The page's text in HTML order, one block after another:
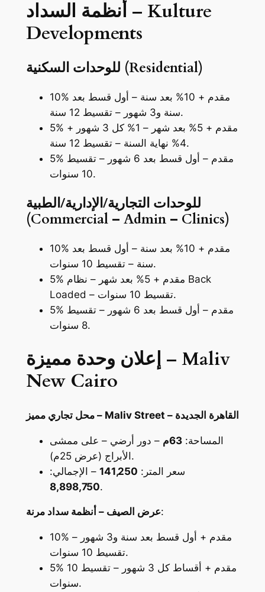
أنظمة السداد – Kulture
Developments
للوحدات السكنية (Residential)
10% مقدم + 10% بعد سنة – أول قسط بعد
سنة و3 شهور – تقسيط 12 سنة.
5% مقدم + 5% بعد شهر – 1% كل 3 شهور +
4% نهاية السنة – تقسيط 12 سنة.
5% مقدم – أول قسط بعد 6 شهور – تقسيط
10 سنوات.
للوحدات التجارية/الإدارية/الطبية
(Commercial – Admin – Clinics)
10% مقدم + 10% بعد سنة – أول قسط بعد
سنة – تقسيط 10 سنوات.
5% مقدم + 5% بعد شهر – نظام Back
Loaded – تقسيط 10 سنوات.
5% مقدم – أول قسط بعد 6 شهور – تقسيط
8 سنوات.
إعلان وحدة مميزة – Maliv
New Cairo
محل تجاري مميز – Maliv Street – القاهرة الجديدة
المساحة:63م
– دور أرضي – على ممشى
الأبراج (عرض 25م).
سعر المتر: 141,250 – الإجمالي:
8,898,750.
عرض الصيف – أنظمة سداد مرنة:
10% مقدم + أول قسط بعد سنة و3 شهور –
تقسيط 10 سنوات.
5% مقدم + أقساط كل 3 شهور – تقسيط 10
سنوات.